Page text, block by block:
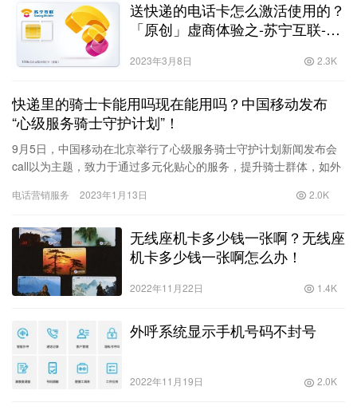
送快递的电话卡怎么激活使用的？
「原创」虚商体验之-苏宁互联-号
2023年3月8日 2.3K
快递里的骑士卡能用吗现在能用吗？中国移动发布
“心级服务骑士守护计划”！
9月5日，中国移动在北京举行了心级服务骑士守护计划新闻发布会
call以为主题，致力于通过多元化贴心的服务，提升骑士群体，如外
电话营销服务 2023年1月13日 2.0K
无线座机卡多少钱一张啊？无线座
机卡多少钱一张啊怎么办！
2022年11月22日 1.4K
外呼系统显示手机号码不封号
2022年11月19日 2.0K